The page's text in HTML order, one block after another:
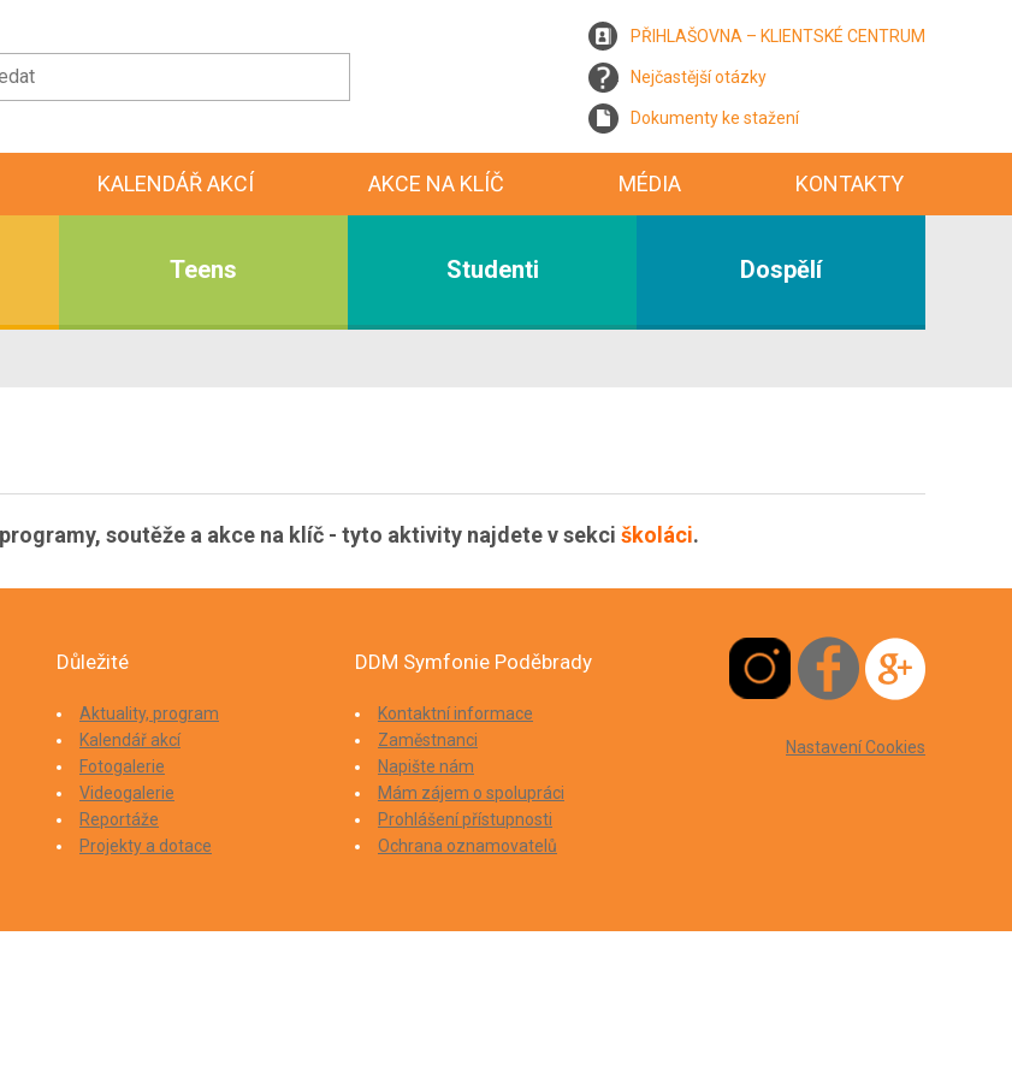
PŘIHLAŠOVNA – KLIENTSKÉ CENTRUM
Nejčastější otázky
Dokumenty ke stažení
KALENDÁŘ AKCÍ AKCE NA KLÍČ MÉDIA KONTAKTY
Teens Studenti Dospělí
soutěže a akce na klíč - tyto aktivity najdete v sekci školáci.
Důležité
Aktuality, program
Kalendář akcí
Fotogalerie
Videogalerie
Reportáže
Projekty a dotace
DDM Symfonie Poděbrady
Kontaktní informace
Zaměstnanci
Napište nám
Mám zájem o spolupráci
Prohlášení přístupnosti
Ochrana oznamovatelů
Nastavení Cookies